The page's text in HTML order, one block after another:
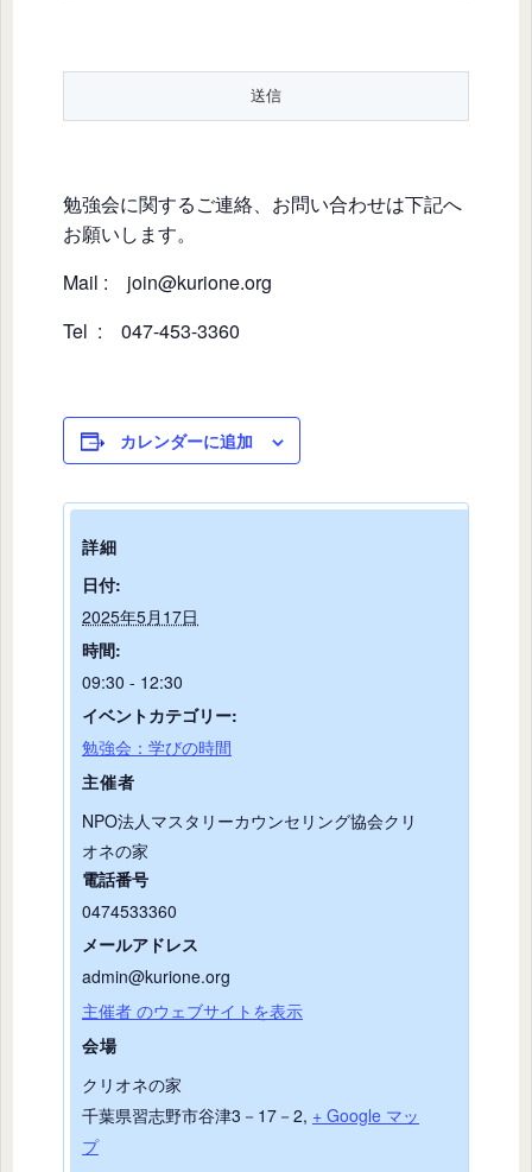
勉強会に関するご連絡、お問い合わせは下記へ
お願いします。
Mail : join@kurione.org
Tel : 047-453-3360
カレンダーに追加
詳細
日付:
2025年5月17日
時間:
09:30 - 12:30
イベントカテゴリー:
勉強会：学びの時間
会場
クリオネの家
千葉県習志野市谷津3－17－2, + Google マッ
プ
主催者
NPO法人マスタリーカウンセリング協会クリ
オネの家
電話番号
0474533360
メールアドレス
admin@kurione.org
主催者 のウェブサイトを表示